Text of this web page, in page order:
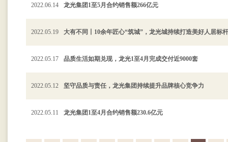
2022.06.14 龙光集团1至5月合约销售额266亿元
2022.05.19 大有不同丨10余年匠心“筑城”，龙光城持续打造美好人居标杆
2022.05.17 品质生活如期兑现，龙光1至4月完成交付近9000套
2022.05.12 坚守品质与责任，龙光集团持续提升品牌核心竞争力
2022.05.11 龙光集团1至4月合约销售额230.6亿元